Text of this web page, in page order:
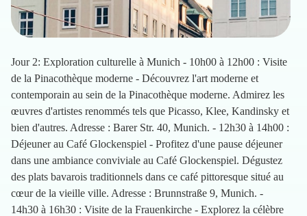
Jour 2: Exploration culturelle à Munich - 10h00 à 12h00 : Visite
de la Pinacothèque moderne - Découvrez l'art moderne et
contemporain au sein de la Pinacothèque moderne. Admirez les
œuvres d'artistes renommés tels que Picasso, Klee, Kandinsky et
bien d'autres. Adresse : Barer Str. 40, Munich. - 12h30 à 14h00 :
Déjeuner au Café Glockenspiel - Profitez d'une pause déjeuner
dans une ambiance conviviale au Café Glockenspiel. Dégustez
des plats bavarois traditionnels dans ce café pittoresque situé au
cœur de la vieille ville. Adresse : Brunnstraße 9, Munich. -
14h30 à 16h30 : Visite de la Frauenkirche - Explorez la célèbre